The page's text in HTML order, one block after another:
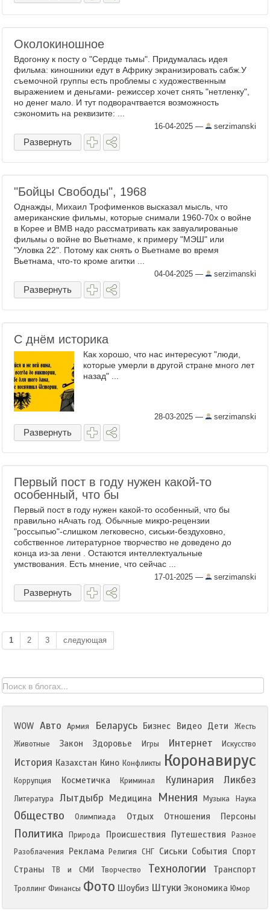
Околокиношное
Вдогонку к посту о "Сердце тьмы". Придумалась идея
фильма: киношники едут в Африку экранизировать сабж.У
съемочной группы есть проблемы с художественным
выражением и деньгами- режиссер хочет снять "нетленку",
но денег мало. И тут подворачтвается возможность
сэкономить на реквизите: ...
16-04-2025 — serzimanski
Развернуть
"Бойцы Свободы", 1968
Однажды, Михаил Трофименков высказал мысль, что
американские фильмы, которые снимали 1960-70х о войне
в Корее и ВМВ надо рассматривать как завуалированые
фильмы о войне во Вьетнаме, к примеру "МЭШ" или
"Уловка 22". Потому как снять о Вьетнаме во время
Вьетнама, что-то кроме агитки ...
04-04-2025 — serzimanski
Развернуть
С днём историка
Как хорошо, что нас интересуют "люди,
которые умерли в другой стране много лет
назад" ...
28-03-2025 — serzimanski
Развернуть
Первый пост в году нужен какой-то
особенный, что бы
Первый пост в году нужен какой-то особенный, что бы
правильно нАчать год. Обычные микро-рецензии
"россыпью"-слишком легковесно, сиськи-бездуховно,
собственное литературное творчество не доведено до
конца из-за лени . Остаются интеллектуальные
умствования. Есть мнение, что сейчас ...
17-01-2025 — serzimanski
Развернуть
1 2 3 следующая
WOW Авто Армия Беларусь Бизнес Видео Дети
Жесть
Животные
Закон Здоровье Игры Интернет Искусство
История Казахстан Кино Конфликты Коронавирус
Коррупция Косметичка Криминал Кулинария Ликбез
Литература Лытдыбр Медицина Мнения Музыка Наука
Общество Олимпиада Отдых Отношения Персоны
Политика Природа Происшествия Путешествия
Разное
Разоблачения
Реклама Религия СНГ Сиськи События Спорт
Страны
ТВ и СМИ Творчество Технологии Транспорт
Троллинг Финансы Фото Шоубиз Штуки Экономика Юмор